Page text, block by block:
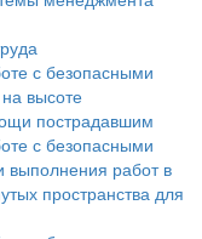
с безопасными
высоте
пострадавшим
с безопасными
работ в
пространства для